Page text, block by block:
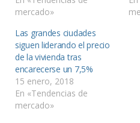
mercado»
Las grandes ciudades
siguen liderando el precio
de la vivienda tras
encarecerse un 7,5%
15 enero, 2018
En «Tendencias de
mercado»